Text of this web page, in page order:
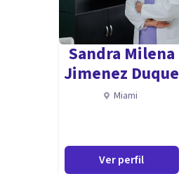
Sandra Milena
Jimenez Duque
Miami
Ver perfil